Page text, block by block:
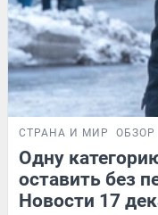
СТРАНА И МИР ОБЗОР
Одну
оставить без
Новости 17